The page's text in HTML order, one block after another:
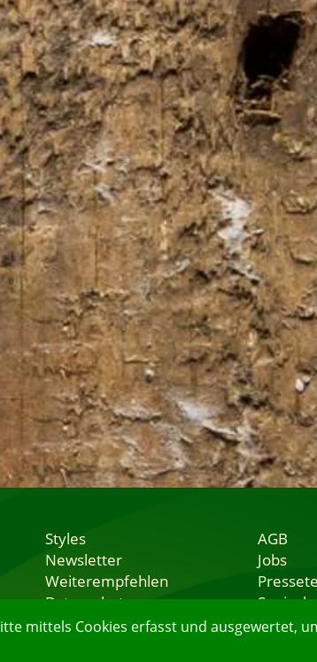
mittels Cookies erfasst und ausgewertet,
Styles
Newsletter
Weiterempfehlen
Datenschutz
Nutzungsbedingungen
AGB
Jobs